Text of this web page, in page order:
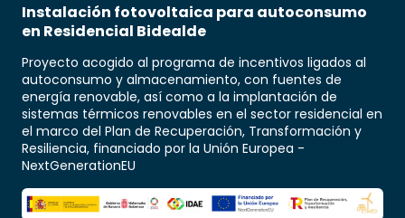
Instalación fotovoltaica para autoconsumo
en Residencial Bidealde
Proyecto acogido al programa de incentivos ligados al
autoconsumo y almacenamiento, con fuentes de
energía renovable, así como a la implantación de
sistemas térmicos renovables en el sector residencial en
el marco del Plan de Recuperación, Transformación y
Resiliencia, financiado por la Unión Europea -
NextGenerationEU